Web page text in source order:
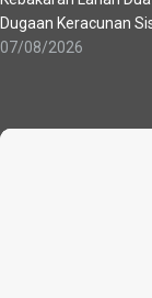
Dugaan Keracunan
07/08/2026